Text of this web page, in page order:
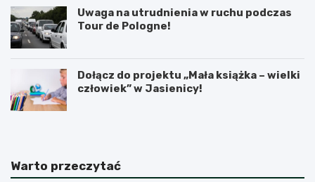
Uwaga na utrudnienia w ruchu podczas
Tour de Pologne!
Dołącz do projektu „Mała książka – wielki
człowiek” w Jasienicy!
Warto przeczytać